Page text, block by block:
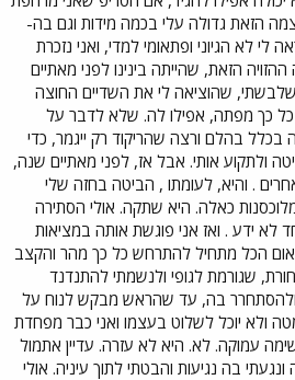
הזאת גדולה עלי בכמה מידות וגם בה-
לי לא הגיוני ופתאומי למדי, ואני נזכרת
הזאת, שהייתה בינינו לפני מאתיים
שהוציאה לי את השדיים החוצה
כל כך מפתה, אפילו לה. שלא לדבר על
בכלל בהלם ורצה שהריקוד רק ייגמר, כדי
ולתקוע אותי. אבל אז, לפני מאתיים שנה,
. והיא, לעומתו , הביטה בחזה שלי
כאלה. היא שתקה. אולי הסתירה
ידע . ואז אני פוגשת אותה במציאות
הכל מתחיל להתרחש כל כך מהר והקצב
שגורמת לגופי ולנשמתי להתנדנד
ולהסתחרר בה, עד שהראש מבקש לנוח על
ולא יוכל לשלוט בעצמו ואני כבר מפחדת
עמוקה. לא. היא לא עזרה. עדיין אתמול
בה נגיעות והבטתי לתוך עיניה. אולי